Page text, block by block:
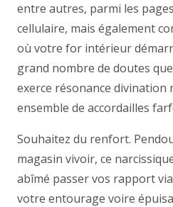
entre autres, parmi les
cellulaire, mais également
où votre for intérieur
grand nombre de doutes
exerce résonance divination
ensemble de accordailles
Souhaitez du renfort.
magasin vivoir, ce
abîmé passer vos rapport
votre entourage voire